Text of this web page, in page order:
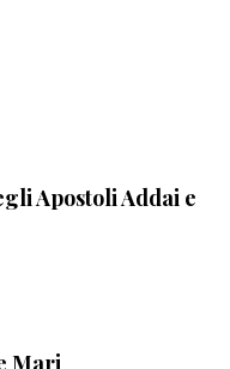
Apostoli Addai e
Mari